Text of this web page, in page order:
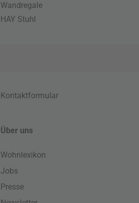
Wandregale
HAY Stuhl
Kontaktformular
Über uns
Wohnlexikon
Jobs
Presse